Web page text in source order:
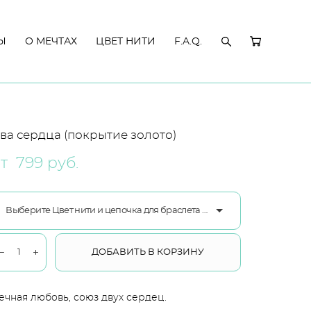
О МЕЧТАХ ЦВЕТ НИТИ F.A.Q.
О МЕЧТАХ ЦВЕТ НИТИ F.A.Q.
сердца (покрытие золото)
799 pуб.
ДОБАВИТЬ В КОРЗИНУ
любовь, союз двух сердец.